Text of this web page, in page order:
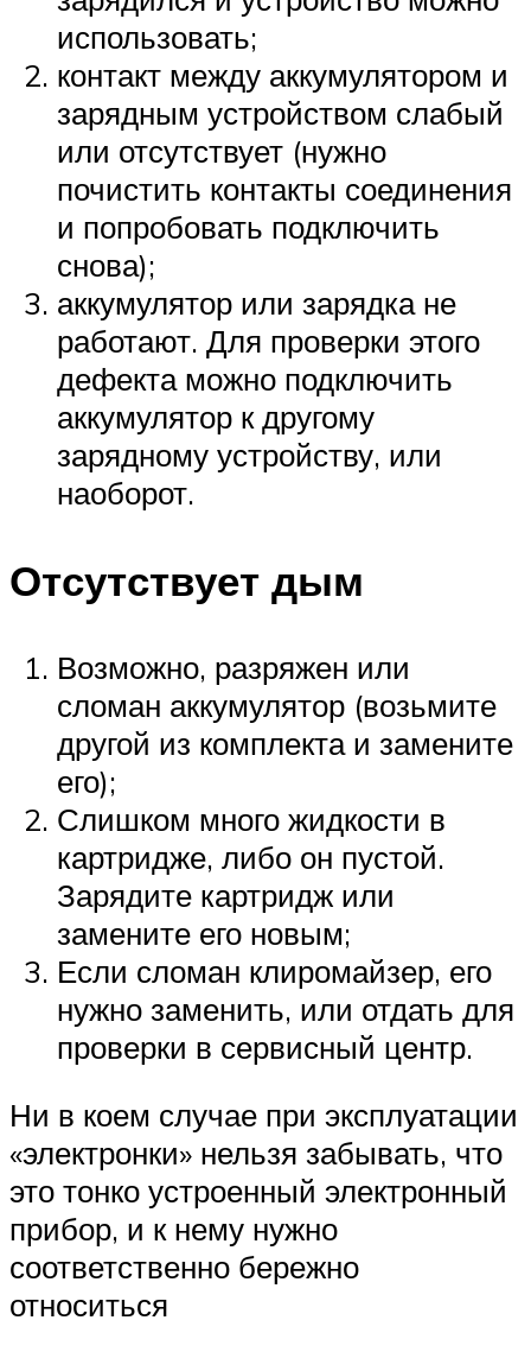
использовать;
контакт между аккумулятором и
зарядным устройством слабый
или отсутствует (нужно
почистить контакты соединения
и попробовать подключить
снова);
аккумулятор или зарядка не
работают. Для проверки этого
дефекта можно подключить
аккумулятор к другому
зарядному устройству, или
наоборот.
Отсутствует дым
Возможно, разряжен или
сломан аккумулятор (возьмите
другой из комплекта и замените
его);
Слишком много жидкости в
картридже, либо он пустой.
Зарядите картридж или
замените его новым;
Если сломан клиромайзер, его
нужно заменить, или отдать для
проверки в сервисный центр.
Ни в коем случае при эксплуатации
«электронки» нельзя забывать, что
это тонко устроенный электронный
прибор, и к нему нужно
соответственно бережно
относиться